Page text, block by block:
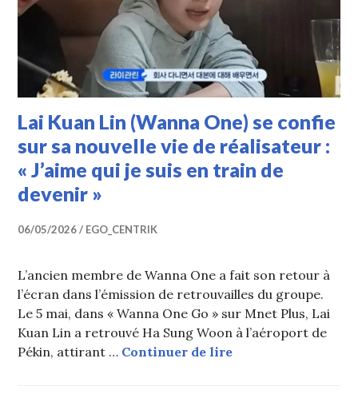
Lai Kuan Lin (Wanna One) se confie
sur sa nouvelle vie de réalisateur :
« J’aime qui je suis en train de
devenir »
06/05/2026 EGO_CENTRIK
L’ancien membre de Wanna One a fait son retour à
l’écran dans l’émission de retrouvailles du groupe.
Le 5 mai, dans « Wanna One Go » sur Mnet Plus, Lai
Kuan Lin a retrouvé Ha Sung Woon à l’aéroport de
Pékin, attirant … Continuer de lireLai Kuan Lin